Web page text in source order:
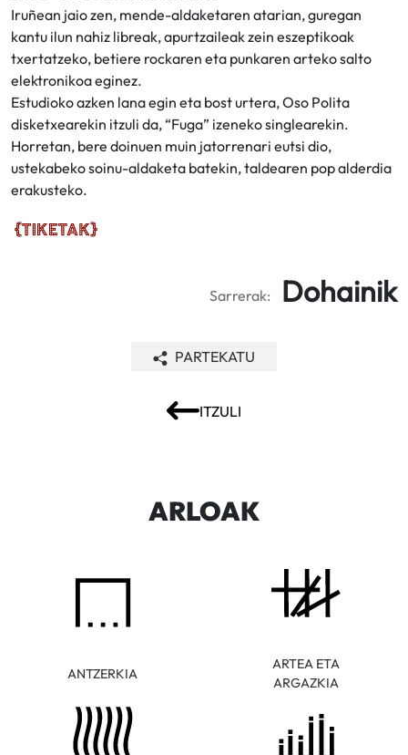
Iruñean jaio zen, mende-aldaketaren atarian, guregan
kantu ilun nahiz libreak, apurtzaileak zein eszeptikoak
txertatzeko, betiere rockaren eta punkaren arteko salto
elektronikoa eginez.
Estudioko azken lana egin eta bost urtera, Oso Polita
disketxearekin itzuli da, “Fuga” izeneko singlearekin.
Horretan, bere doinuen muin jatorrenari eutsi dio,
ustekabeko soinu-aldaketa batekin, taldearen pop alderdia
erakusteko.
Sarrerak: Dohainik
ITZULI
PARTEKATU
ARLOAK
ANTZERKIA
ARTEA ETA
ARGAZKIA